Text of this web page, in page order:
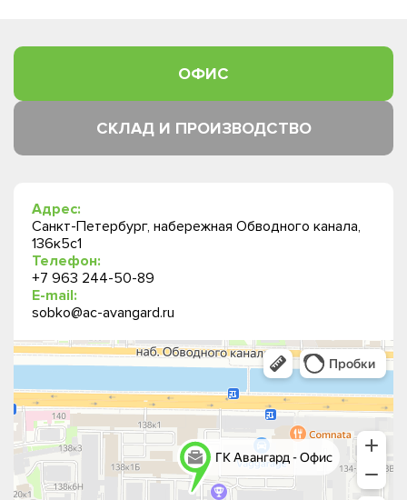
ОФИС
СКЛАД И ПРОИЗВОДСТВО
Адрес:
Санкт-Петербург, набережная Обводного канала,
136к5с1
Телефон:
+7 963 244-50-89
E-mail:
sobko@ac-avangard.ru